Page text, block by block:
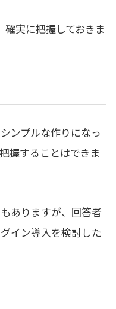
実に把握しておきま
ンプルな作りになっ
握することはできま
ありますが、回答者
イン導入を検討した